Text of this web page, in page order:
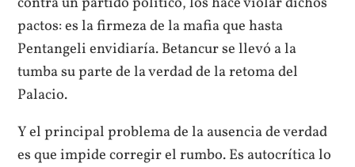
pactos: es la firmeza de la mafia que hasta
Pentangeli envidiaría. Betancur se llevó a la
tumba su parte de la verdad de la retoma del
Palacio.
Y el principal problema de la ausencia de verdad
es que impide corregir el rumbo. Es autocrítica lo